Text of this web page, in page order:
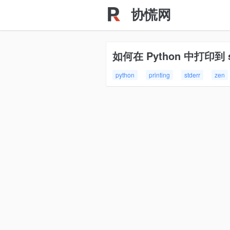
协慌网
如何在 Python 中打印到
python printing stderr zen